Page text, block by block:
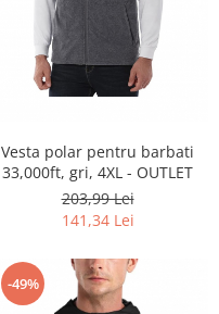
Vesta polar pentru barbati
33,000ft, gri, 4XL - OUTLET
203,99 Lei
141,34 Lei
-49%